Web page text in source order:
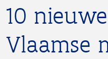
10
Vlaamse